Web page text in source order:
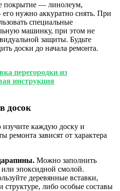
покрытие — линолеум,
нужно аккуратно снять. При
специальные
машинку, при этом не
защиты. Будьте
доски до начала ремонта.
перегородки из
инструкция
досок
каждую доску и
ремонта зависят от характера
Можно заполнить
эпоксидной смолой.
деревянные вставки,
структуре, либо особые составы